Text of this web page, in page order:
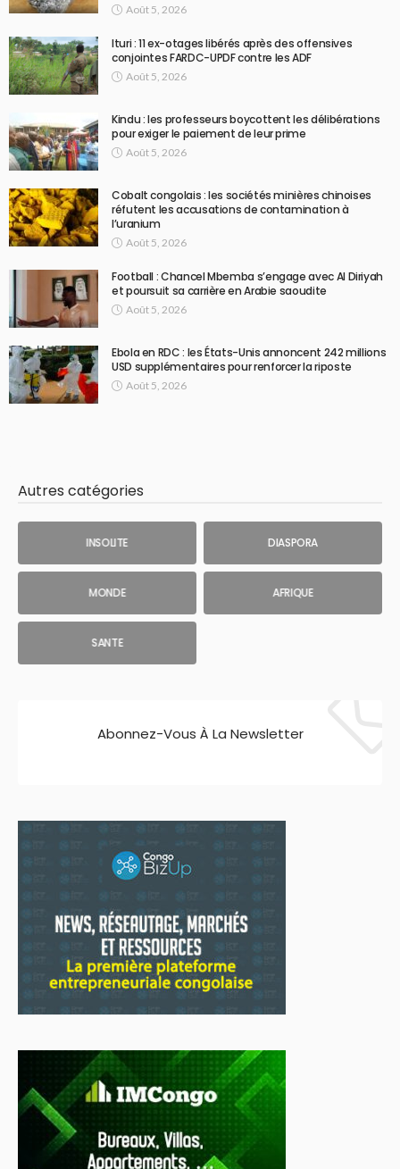
Août 5, 2026
Ituri : 11 ex-otages libérés après des offensives
conjointes FARDC-UPDF contre les ADF
Août 5, 2026
Kindu : les professeurs boycottent les délibérations
pour exiger le paiement de leur prime
Août 5, 2026
Cobalt congolais : les sociétés minières chinoises
réfutent les accusations de contamination à
l’uranium
Août 5, 2026
Football : Chancel Mbemba s’engage avec Al Diriyah
et poursuit sa carrière en Arabie saoudite
Août 5, 2026
Ebola en RDC : les États-Unis annoncent 242 millions
USD supplémentaires pour renforcer la riposte
Août 5, 2026
Autres catégories
INSOLITE DIASPORA
MONDE AFRIQUE
SANTE
Abonnez-Vous À La Newsletter